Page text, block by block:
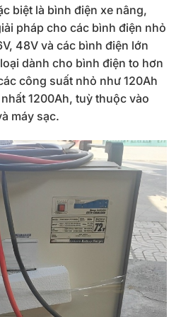
biệt là bình điện xe nâng,
pháp cho các bình điện nhỏ
48V và các bình điện lớn
dành cho bình điện to hơn
công suất nhỏ như 120Ah
1200Ah, tuỳ thuộc vào
máy sạc.